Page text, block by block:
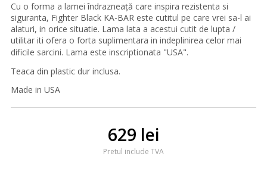
Cu o forma a lamei îndrazneață care inspira rezistenta si
siguranta, Fighter Black KA-BAR este cutitul pe care vrei sa-l ai
alaturi, in orice situatie. Lama lata a acestui cutit de lupta /
utilitar iti ofera o forta suplimentara in indeplinirea celor mai
dificile sarcini. Lama este inscriptionata "USA".
Teaca din plastic dur inclusa.
Made in USA
629 lei
Pretul include TVA